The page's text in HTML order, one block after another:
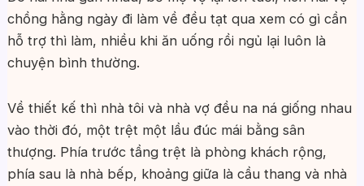
chồng hằng ngày đi làm về đều tạt qua xem có gì cần
hỗ trợ thì làm, nhiều khi ăn uống rồi ngủ lại luôn là
chuyện bình thường.
Về thiết kế thì nhà tôi và nhà vợ đều na ná giống nhau
vào thời đó, một trệt một lầu đúc mái bằng sân
thượng. Phía trước tầng trệt là phòng khách rộng,
phía sau là nhà bếp, khoảng giữa là cầu thang và nhà